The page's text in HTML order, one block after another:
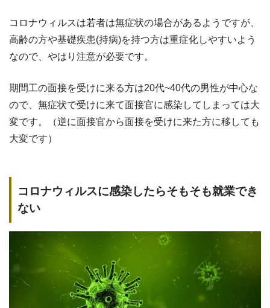
コロナウィルスは若者は無症状の場合があるようですが、
高齢の方や基礎疾患(持病)を持つ方は重症化しやすいよう
なので、やはり注意が必要です。
期間工の面接を受けに来る方は20代~40代の男性が中心な
ので、無症状で受けに来て面接官に感染してしまっては大
変です。（逆に面接官から面接を受けに来た方に移しても
大変です）
コロナウィルスに感染したらそもそも就業でき
ない